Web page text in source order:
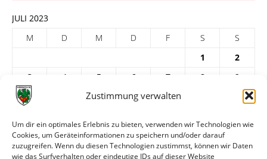
Zustimmung verwalten
Um dir ein optimales Erlebnis zu bieten, verwenden wir Technologien wie
Cookies, um Geräteinformationen zu speichern und/oder darauf
zuzugreifen. Wenn du diesen Technologien zustimmst, können wir Daten
wie das Surfverhalten oder eindeutige IDs auf dieser Website
JULI 2023
M
D M D F S
S
1
2
3
4 5 6 7 8
9
10
12 13 14
24
25 26 27 28 29
31